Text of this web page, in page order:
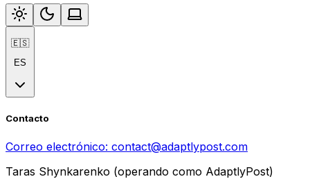
🇪🇸
ES
Contacto
Correo electrónico: contact@adaptlypost.com
Taras Shynkarenko (operando como AdaptlyPost)